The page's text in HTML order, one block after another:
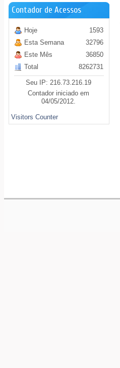
Contador de Acessos
Hoje
Esta Semana
Este Mês
Total
1593
32796
36850
8262731
Seu IP: 216.73.216.19
Contador iniciado em
04/05/2012.
Visitors Counter